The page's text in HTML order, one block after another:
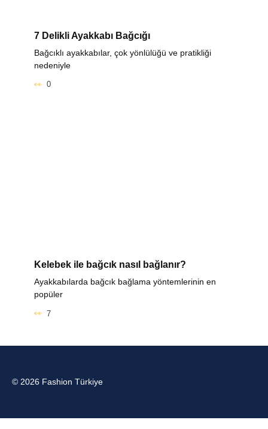
7 Delikli Ayakkabı Bağcığı
Bağcıklı ayakkabılar, çok yönlülüğü ve pratikliği
nedeniyle
0
Kelebek ile bağcık nasıl bağlanır?
Ayakkabılarda bağcık bağlama yöntemlerinin en
popüler
7
© 2026 Fashion Türkiye